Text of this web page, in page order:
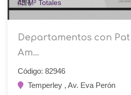
45 M² Totales
Departamentos con
Am...
Código: 82946
Temperley , Av. Eva Perón